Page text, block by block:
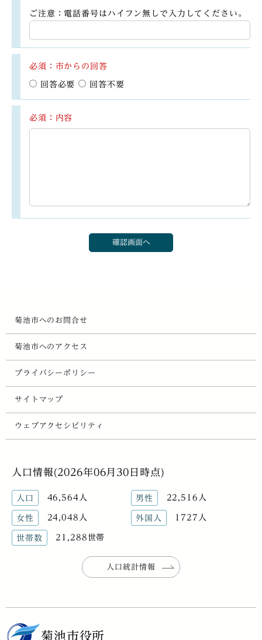
ご注意：電話番号はハイフン無しで入力してください。
必須：市からの回答
回答必要 回答不要
必須：内容
菊池市へのお問合せ
菊池市へのアクセス
プライバシーポリシー
サイトマップ
ウェブアクセシビリティ
人口情報(2026年06月30日時点)
人口 46,564人 男性 22,516人
女性 24,048人 外国人 1727人
世帯数 21,288世帯
人口統計情報
菊池市役所